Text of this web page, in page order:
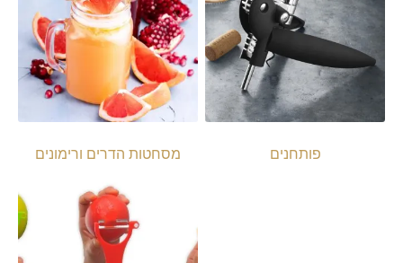
מסחטות הדרים ורימונים פותחנים